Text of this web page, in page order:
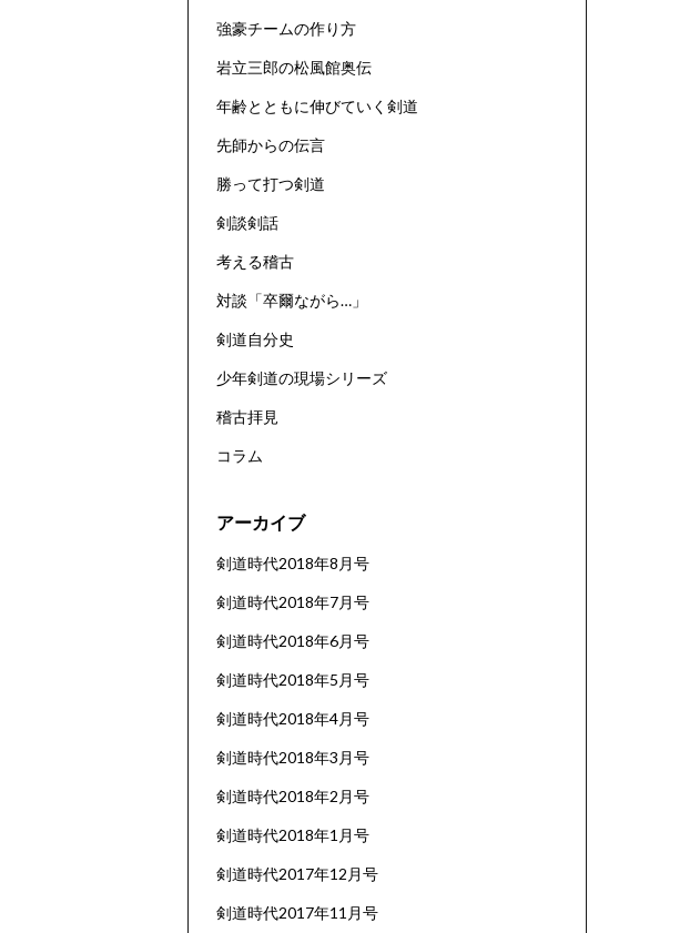
強豪チームの作り方
岩立三郎の松風館奥伝
年齢とともに伸びていく剣道
先師からの伝言
勝って打つ剣道
剣談剣話
考える稽古
対談「卒爾ながら…」
剣道自分史
少年剣道の現場シリーズ
稽古拝見
コラム
アーカイブ
剣道時代2018年8月号
剣道時代2018年7月号
剣道時代2018年6月号
剣道時代2018年5月号
剣道時代2018年4月号
剣道時代2018年3月号
剣道時代2018年2月号
剣道時代2018年1月号
剣道時代2017年12月号
剣道時代2017年11月号